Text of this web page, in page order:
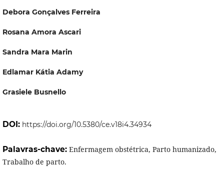
Debora Gonçalves Ferreira
Rosana Amora Ascari
Sandra Mara Marin
Edlamar Kátia Adamy
Grasiele Busnello
DOI: https://doi.org/10.5380/ce.v18i4.34934
Palavras-chave: Enfermagem obstétrica, Parto humanizado,
Trabalho de parto.